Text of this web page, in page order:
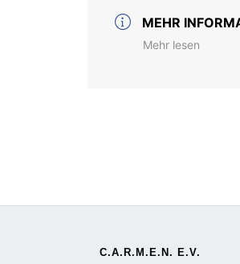
MEHR
Mehr lesen
C.A.R.M.E.N. E.V.